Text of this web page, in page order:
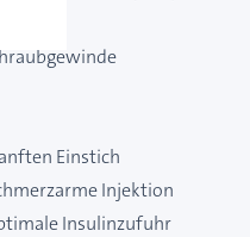
Einstich
Injektion
Insulinzufuhr